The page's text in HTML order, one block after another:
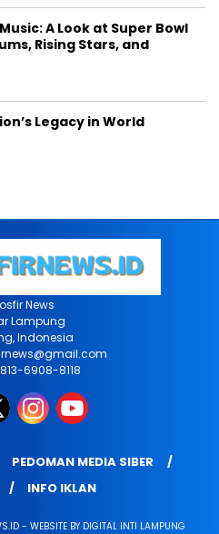
A Look at Super Bowl
Rising Stars, and
Legacy in World
News
Lampung
Indonesia
6908-8118
PEDOMAN MEDIA SIBER
INFO IKLAN
- WEBSITE BY DIGITAL INTI LAMPUNG